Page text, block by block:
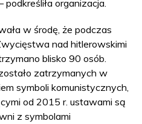
organizacja.
w środę, że podczas
nad hitlerowskimi
blisko 90 osób.
zatrzymanych w
symboli komunistycznych,
od 2015 r. ustawami są
z symbolami